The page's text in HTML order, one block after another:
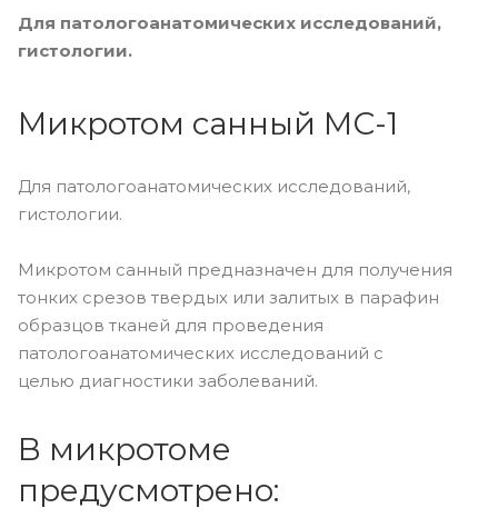
Для патологоанатомических исследований,
гистологии.
Микротом санный МС-1
Для патологоанатомических исследований,
гистологии.
Микротом санный предназначен для получения
тонких срезов твердых или залитых в парафин
образцов тканей для проведения
патологоанатомических исследований с
целью диагностики заболеваний.
В микротоме
предусмотрено: